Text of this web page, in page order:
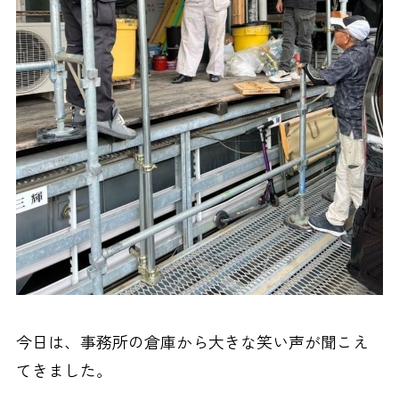
今日は、事務所の倉庫から大きな笑い声が聞こえ
てきました。